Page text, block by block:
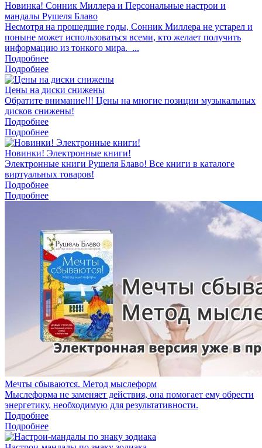
Новинка! Сонник Миллера и Персональные настрои и
мандалы Рушеля Блаво
Несмотря на прошедшие годы, Сонник Миллера не устарел и
поныне может использоваться всеми, кто желает получить
информацию из тонкого мира. ...
Подробнее
Подробнее
Цены на диски снижены
Обратите внимание!!! Цены на многие позиции музыкальных
дисков снижены!
Подробнее
Подробнее
Новинки! Электронные книги!
Электронные книги Рушеля Блаво! Все книги в каталоге
виртуальных товаров!
Подробнее
Подробнее
Мечты сбываются. Метод мыслеформ
Мыслеформа не заменяет действия, она помогает ему обрести
энергетику, необходимую для результативности.
Подробнее
Подробнее